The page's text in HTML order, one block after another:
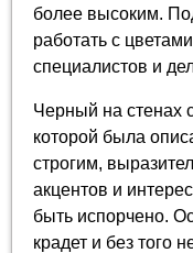
более высоким.
работать с
специалистов и
Черный на стенах
которой была
строгим,
акцентов и
быть испорчено.
крадет и без того